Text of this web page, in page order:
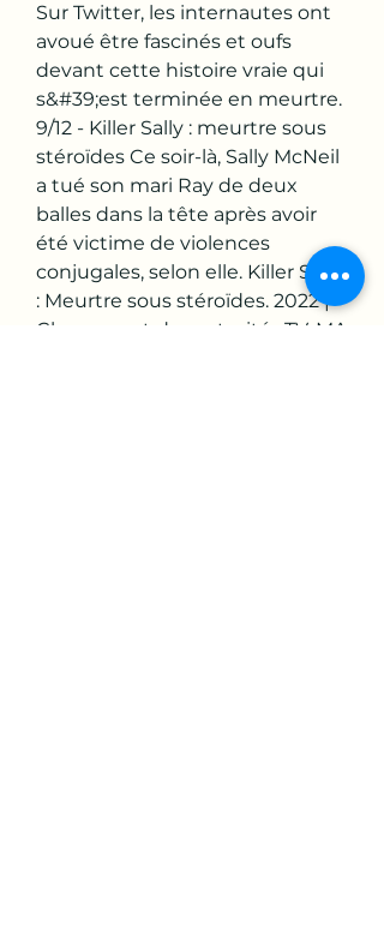
Sur Twitter, les internautes ont
avoué être fascinés et oufs
devant cette histoire vraie qui
s&#39;est terminée en meurtre.
9/12 - Killer Sally : meurtre sous
stéroïdes Ce soir-là, Sally McNeil
a tué son mari Ray de deux
balles dans la tête après avoir
été victime de violences
conjugales, selon elle. Killer Sally
: Meurtre sous stéroïdes. 2022 |
Classement de maturité : TV-MA